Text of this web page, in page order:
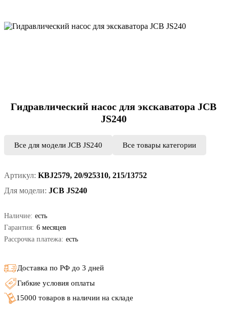
Гидравлический насос для экскаватора JCB
JS240
Все для модели JCB JS240 Все товары категории
Артикул: KBJ2579, 20/925310, 215/13752
Для модели: JCB JS240
Наличие: есть
Гарантия: 6 месяцев
Рассрочка платежа: есть
Доставка по РФ до 3 дней
Гибкие условия оплаты
15000 товаров в наличии на складе